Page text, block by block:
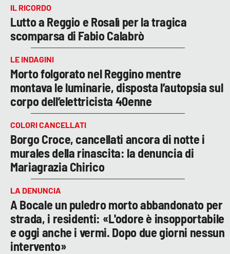
IL RICORDO
Lutto a Reggio e Rosalì per la tragica
scomparsa di Fabio Calabrò
LE INDAGINI
Morto folgorato nel Reggino mentre
montava le luminarie, disposta l’autopsia sul
corpo dell’elettricista 40enne
COLORI CANCELLATI
Borgo Croce, cancellati ancora di notte i
murales della rinascita: la denuncia di
Mariagrazia Chirico
LA DENUNCIA
A Bocale un puledro morto abbandonato per
strada, i residenti: «L'odore è insopportabile
e oggi anche i vermi. Dopo due giorni nessun
intervento»